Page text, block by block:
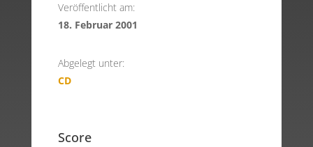
Veröffentlicht am:
18. Februar 2001
Abgelegt unter:
CD
Score